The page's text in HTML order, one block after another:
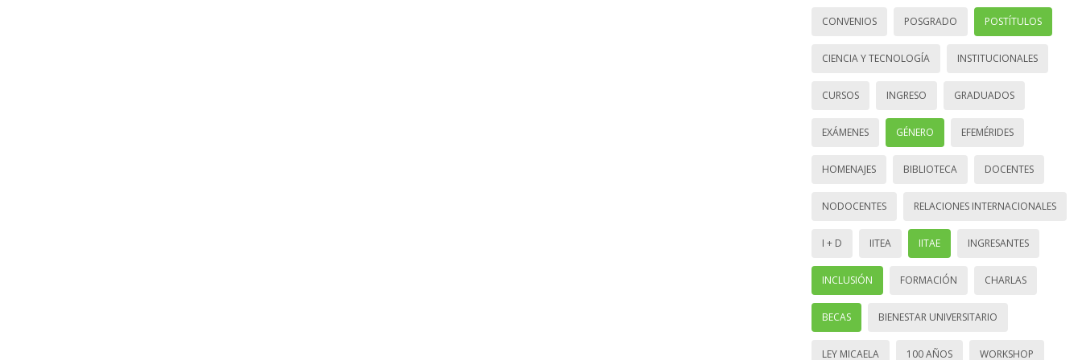
CONVENIOS POSGRADO POSTÍTULOS
CIENCIA Y TECNOLOGÍA INSTITUCIONALES
CURSOS INGRESO GRADUADOS
EXÁMENES GÉNERO EFEMÉRIDES
HOMENAJES BIBLIOTECA DOCENTES
NODOCENTES RELACIONES INTERNACIONALES
I + D IITEA IITAE INGRESANTES
INCLUSIÓN FORMACIÓN CHARLAS
BECAS BIENESTAR UNIVERSITARIO
LEY MICAELA 100 AÑOS WORKSHOP